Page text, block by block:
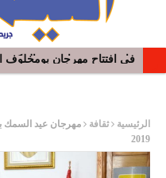
في افتتاح مهرجان بومخلوف
الرئيسية ثقافة
2019